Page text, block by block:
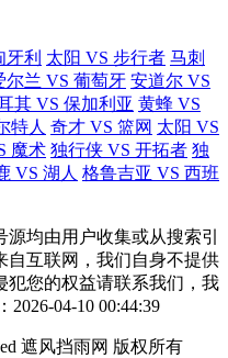
牙利 太阳 VS 步行者 马刺
尔兰 VS 葡萄牙 安道尔 VS
其 VS 保加利亚 黄蜂 VS
特人 奇才 VS 篮网 太阳 VS
魔术 独行侠 VS 开拓者 独
VS 湖人 格鲁吉亚 VS 西班
源均由用户收集或从搜索引
自互联网，我们自身不提供
犯您的权益请联系我们，我
04-10 00:44:39
遮风挡雨网 版权所有